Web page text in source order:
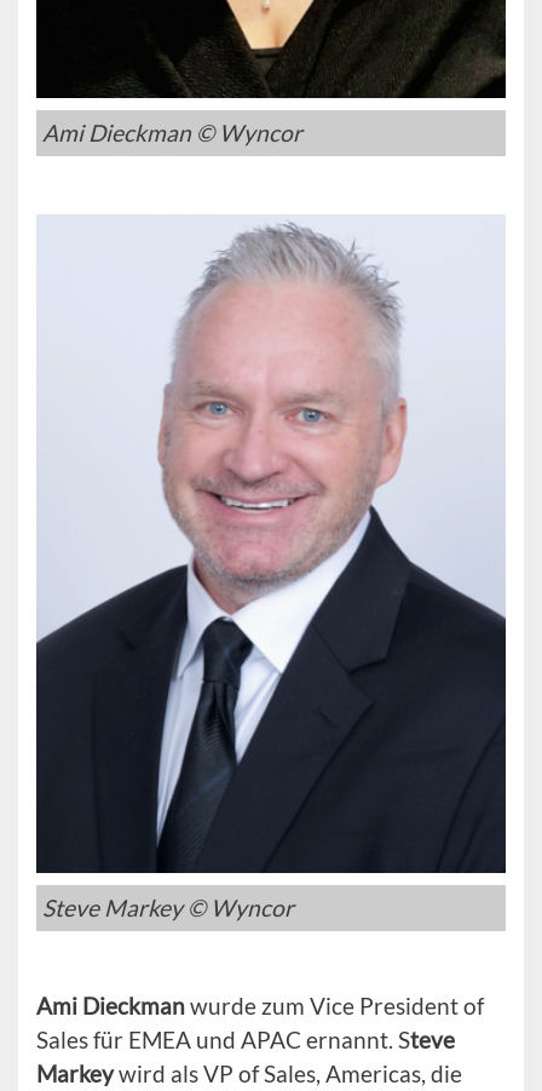
Ami Dieckman © Wyncor
Steve Markey © Wyncor
Ami Dieckmanwurde zum Vice President of
Sales für EMEA und APAC ernannt. Steve
Markeywird als VP of Sales, Americas, die